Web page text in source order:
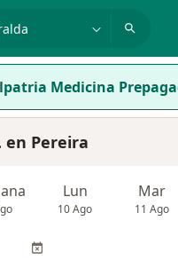
Medicina
en Pereira
Lun
10 Ago
Mar
11 Ago